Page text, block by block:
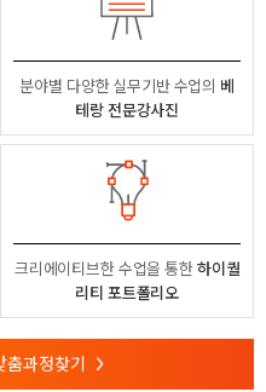
분야별 다양한 실무기반 수업의 베
테랑 전문강사진
크리에이티브한 수업을 통한하이퀄
리티 포트폴리오
춤과정찾기 >